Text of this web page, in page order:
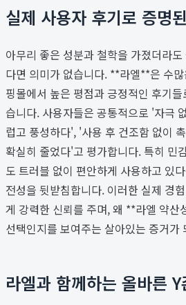
실제 사용자 후기로 증명
아무리 좋은 성분과 철학을 가졌더라
다면 의미가 없습니다. **라엘**은 수
핑몰에서 높은 평점과 긍정적인 후기
습니다. 사용자들은 공통적으로 '자극
럽고 풍성하다', '사용 후 건조함 없이
확실히 줄었다'고 평가합니다. 특히 민
도 트러블 없이 편안하게 사용하고 있
전성을 뒷받침합니다. 이러한 실제 경
게 강력한 신뢰를 주며, 왜 **라엘 약산
선택인지를 보여주는 살아있는 증거가
라엘과 함께하는 올바른